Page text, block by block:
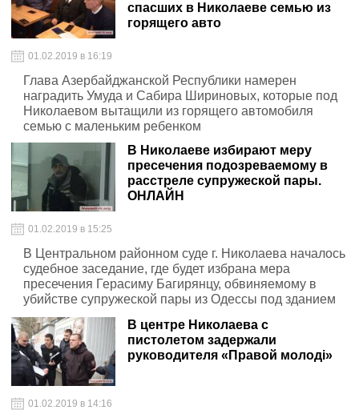
спасших в Николаеве семью из
горящего авто
01.02.2019 в 16:19
Глава Азербайджанской Республики намерен
наградить Умуда и Сабира Шириновых, которые под
Николаевом вытащили из горящего автомобиля
семью с маленьким ребенком
В Николаеве избирают меру
пресечения подозреваемому в
расстреле супружеской пары.
ОНЛАЙН
01.02.2019 в 15:25
В Центральном районном суде г. Николаева началось
судебное заседание, где будет избрана мера
пресечения Герасиму Багирянцу, обвиняемому в
убийстве супружеской пары из Одессы под зданием
Ленинского районного суда г. Николаева
В центре Николаева с
пистолетом задержали
руководителя «Правой молоді»
01.02.2019 в 14:16